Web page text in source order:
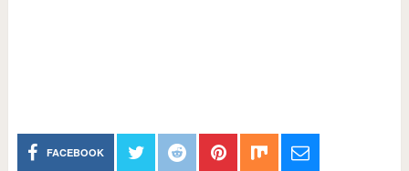
FACEBOOK